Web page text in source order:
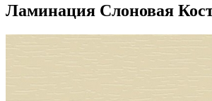
Ламинация Слоновая